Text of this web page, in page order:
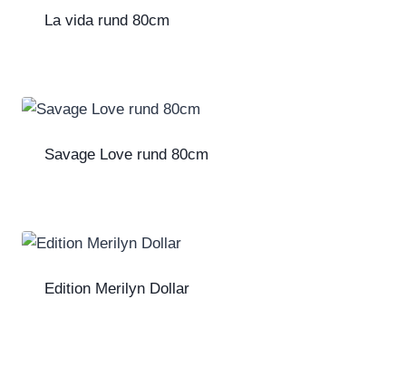
La vida rund 80cm
Savage Love rund 80cm
Edition Merilyn Dollar